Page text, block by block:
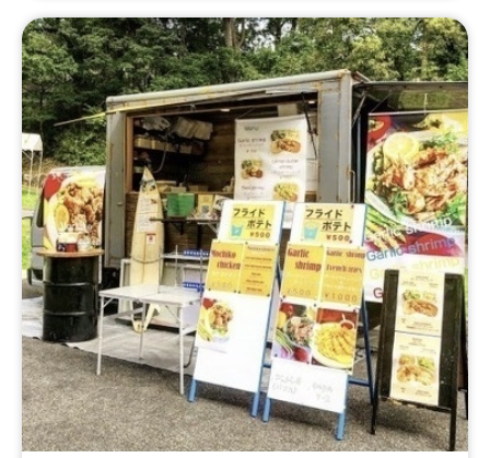
ッケ弁当、たい焼き、牛タン串、チュロス、生ビール、角
ハイボール、酎ハイ、ノーアルコール、三田牛メンチカ
ツ、コロッケセット、その他サイドメニュー、牛丼、ふわ
ふわ果実かき氷、ハワイアンバーガー、かき氷（ふわふわ
氷）、生ビール、ハイボール、酎ハイ、ソフトドリンク、
かき氷、三田牛（メンチカツ、コロッケ）チーズハット
グ、チーズボール、フランクフルト、フライドポテト、ダ
ージーパイ、かき氷、かしみん焼き（泉州岸和田名物）ダ
ージーパイ、フランクフルト、ソフトドリンク、ダージー
パイ、かき氷、チーズボール、チーズドック、ダージーパ
イ、三田牛メンチカツ、三田牛コロッケ、フランクフル
ト、チーズハットグ、チーズボール、ポテトチーズハット
グ、チーズハットグ、チーズボール、三田牛メンチカツ、
三田牛コロッケ、フランクフルト、牛串（牛タン、牛ハラ
ミ、牛カルビ）三田牛（メンチカツ、コロッケ）チーズハ
ットグ、チーズボール、フランクフルト、フライドポテ
ト、ダージーパイ、アルコール、牛串（牛タン、牛ハラ
ミ、牛カルビ）三田牛（メンチカツ、コロッケ）チーズハ
ットグ、チーズボール、フランクフルト、ポテト、ドリン
ク（アルコール）、三田牛メンチカツ、三田牛コロッケセ